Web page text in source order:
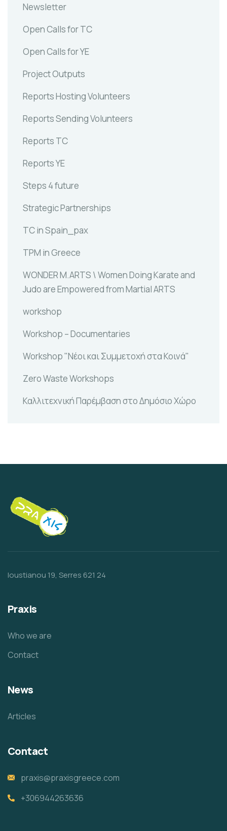
Newsletter
Open Calls for TC
Open Calls for YE
Project Outputs
Reports Hosting Volunteers
Reports Sending Volunteers
Reports TC
Reports YE
Steps 4 future
Strategic Partnerships
TC in Spain_pax
TPM in Greece
WONDER M.ARTS \ Women Doing Karate and
Judo are Empowered from Martial ARTS
workshop
Workshop – Documentaries
Workshop "Νέοι και Συμμετοχή στα Κοινά"
Zero Waste Workshops
Καλλιτεχνική Παρέμβαση στο Δημόσιο Χώρο
Ioustianou 19, Serres 621 24
Praxis
Who we are
Contact
News
Articles
Contact
praxis@praxisgreece.com
+306944263636